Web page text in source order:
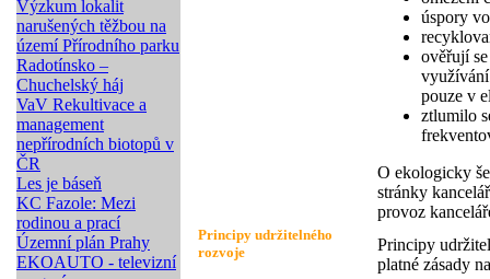
Výzkum lokalit
narušených těžbou na
území Přírodního parku
Radotínsko –
Chuchelský háj
VaV Rekultivace a
management
nepřírodních biotopů v
ČR
Les je báseň
KC Fazole: Mezi
rodinou a prací
Územní plán Prahy
EKOAUTO - televizní
úspory
ověřují
pouze v
ztlumilo
O ekologicky
stránky
provoz
Principy udržitelného
rozvoje
Principy
platné zásady